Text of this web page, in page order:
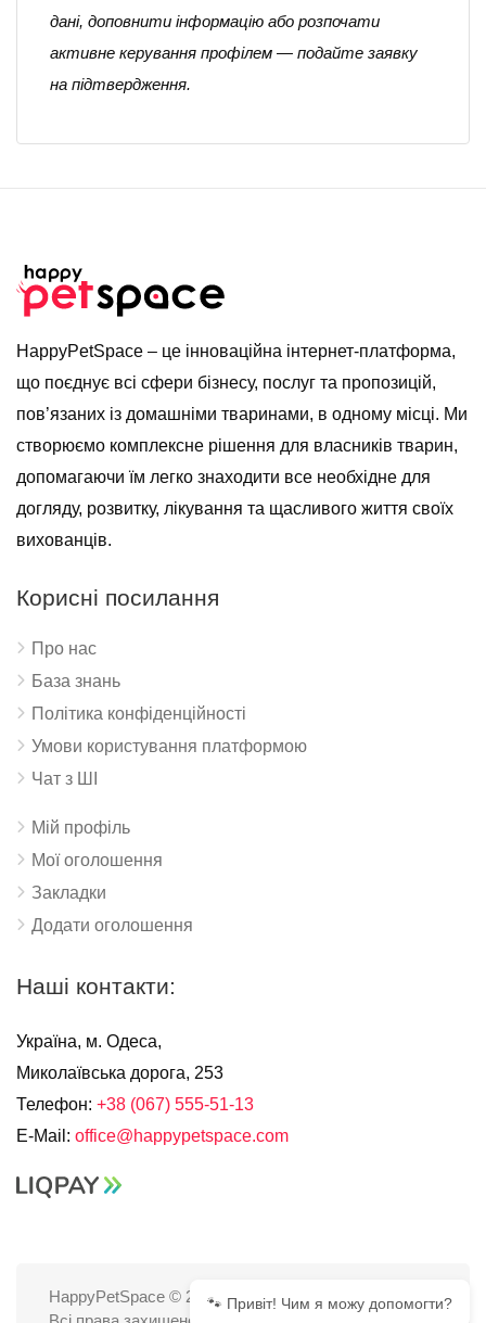
дані, доповнити інформацію або розпочати
активне керування профілем — подайте заявку
на підтвердження.
HappyPetSpace – це інноваційна інтернет-платформа,
що поєднує всі сфери бізнесу, послуг та пропозицій,
пов’язаних із домашніми тваринами, в одному місці. Ми
створюємо комплексне рішення для власників тварин,
допомагаючи їм легко знаходити все необхідне для
догляду, розвитку, лікування та щасливого життя своїх
вихованців.
Корисні посилання
Про нас
База знань
Політика конфіденційності
Умови користування платформою
Чат з ШІ
Мій профіль
Мої оголошення
Закладки
Додати оголошення
Наші контакти:
Україна, м. Одеса,
Миколаївська дорога, 253
Телефон: +38 (067) 555-51-13
E-Mail: office@happypetspace.com
HappyPetSpace © 2025🐾 Привіт! Чим я можу допомогти?